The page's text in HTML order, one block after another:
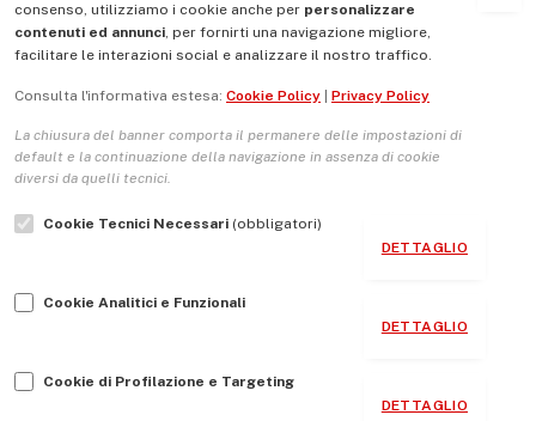
La Nostra Storia
Le Copertine
L’Associazione
Indirizzo Socio Politico Culturale
Guida per le autrici e gli autori
consenso, utilizziamo i cookie anche per personalizzare
contenuti ed annunci, per fornirti una navigazione migliore,
facilitare le interazioni social e analizzare il nostro traffico.
Consulta l'informativa estesa: Cookie Policy Privacy Policy
La chiusura del banner comporta il permanere delle impostazioni di
default e la continuazione della navigazione in assenza di cookie
diversi da quelli tecnici.
Cookie Tecnici Necessari (obbligatori)
DETTAGLIO
Cookie Analitici e Funzionali
DETTAGLIO
Cookie di Profilazione e Targeting
DETTAGLIO